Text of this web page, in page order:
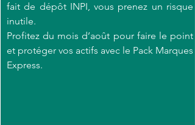
fait de dépôt INPI, vous prenez un risque
inutile.
Profitez du mois d’août pour faire le point
et protéger vos actifs avec le Pack Marques
Express.